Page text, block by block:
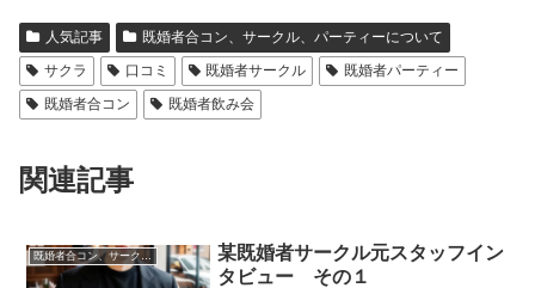
人気記事
既婚者合コン、サークル、パーティーについて
サクラ
口コミ 既婚者サークル
既婚者パーティー
既婚者合コン
既婚者飲み会
関連記事
既婚者合コン、サークル、パーティーについて
某既婚者サークル元スタッフイン
タビュー その１